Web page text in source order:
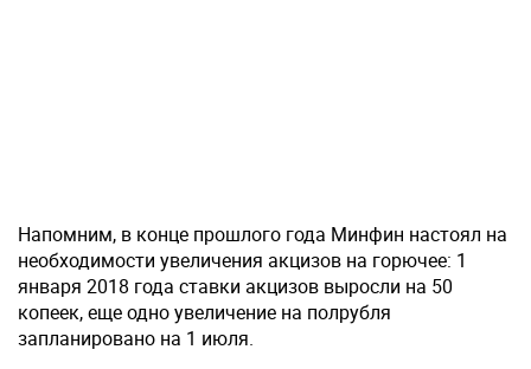
Напомним, в конце прошлого года Минфин настоял на
необходимости увеличения акцизов на горючее: 1
января 2018 года ставки акцизов выросли на 50
копеек, еще одно увеличение на полрубля
запланировано на 1 июля.